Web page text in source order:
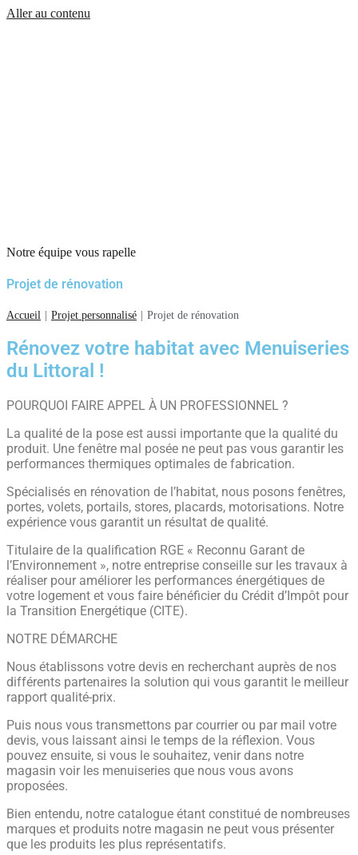
Aller au contenu
Notre équipe vous rapelle
Projet de rénovation
Accueil | Projet personnalisé | Projet de rénovation
Rénovez votre habitat avec Menuiseries
du Littoral !
POURQUOI FAIRE APPEL À UN PROFESSIONNEL ?
La qualité de la pose est aussi importante que la qualité du
produit. Une fenêtre mal posée ne peut pas vous garantir les
performances thermiques optimales de fabrication.
Spécialisés en rénovation de l’habitat, nous posons fenêtres,
portes, volets, portails, stores, placards, motorisations. Notre
expérience vous garantit un résultat de qualité.
Titulaire de la qualification RGE « Reconnu Garant de
l’Environnement », notre entreprise conseille sur les travaux à
réaliser pour améliorer les performances énergétiques de
votre logement et vous faire bénéficier du Crédit d’Impôt pour
la Transition Energétique (CITE).
NOTRE DÉMARCHE
Nous établissons votre devis en recherchant auprès de nos
différents partenaires la solution qui vous garantit le meilleur
rapport qualité-prix.
Puis nous vous transmettons par courrier ou par mail votre
devis, vous laissant ainsi le temps de la réflexion. Vous
pouvez ensuite, si vous le souhaitez, venir dans notre
magasin voir les menuiseries que nous vous avons
proposées.
Bien entendu, notre catalogue étant constitué de nombreuses
marques et produits notre magasin ne peut vous présenter
que les produits les plus représentatifs.